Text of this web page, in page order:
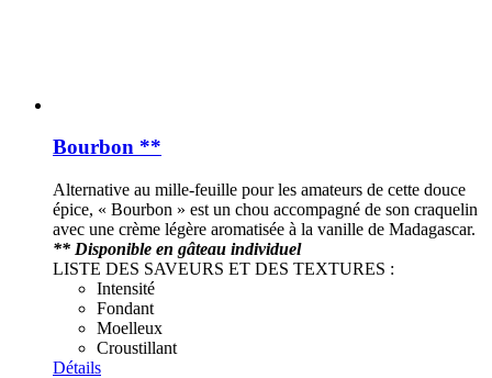
Bourbon **
Alternative au mille-feuille pour les amateurs de cette douce
épice, « Bourbon » est un chou accompagné de son craquelin
avec une crème légère aromatisée à la vanille de Madagascar.
** Disponible en gâteau individuel
LISTE DES SAVEURS ET DES TEXTURES :
Intensité
Fondant
Moelleux
Croustillant
Détails